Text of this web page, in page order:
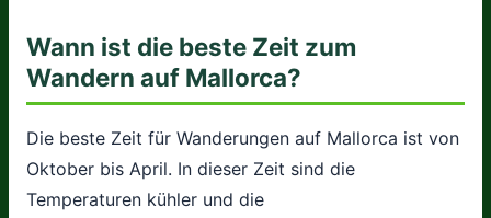
Wann ist die beste Zeit zum
Wandern auf Mallorca?
Die beste Zeit für Wanderungen auf Mallorca ist von
Oktober bis April. In dieser Zeit sind die
Temperaturen kühler und die